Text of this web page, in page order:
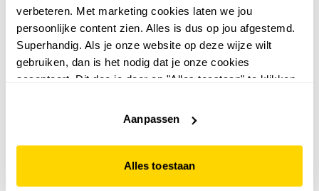
verbeteren. Met marketing cookies laten we jou
persoonlijke content zien. Alles is dus op jou afgestemd.
Superhandig. Als je onze website op deze wijze wilt
gebruiken, dan is het nodig dat je onze cookies
accepteert. Dit doe je door op "Alles toestaan" te klikken.
website niet optimaal functioneert.
Aanpassen
Alles toestaan